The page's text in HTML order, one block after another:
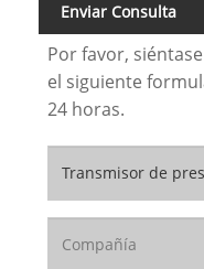
Enviar Consulta
Por favor,
el siguiente
24 horas.